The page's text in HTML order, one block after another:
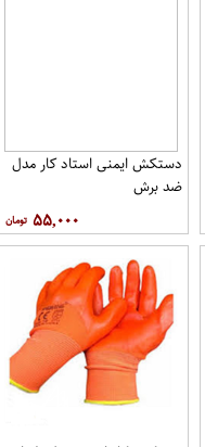
دستکش ایمنی استاد کار مدل
ضد برش
۵۵,۰۰۰